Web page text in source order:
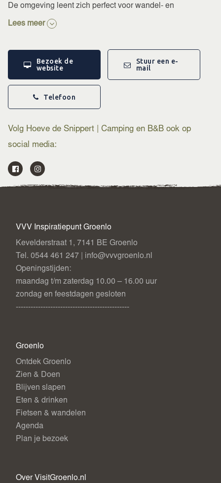
De omgeving leent zich perfect voor wandel- en
fietstochten en ligt dicht bij Groenlo, Natuurpark De
flamingo’s kunt spotten.
Voor meer informatie en reserveringen bezoek de website
van Hoeve de Snippert of kijk op de website
Toerisme.
Lees meer
Bezoek de
website
Stuur een e-
mail
Telefoon
Volg Hoeve de Snippert | Camping en B&B ook op
social media:
VVV Inspiratiepunt Groenlo
Kevelderstraat 1, 7141 BE Groenlo
Tel. 0544 461 247 | info@vvvgroenlo.nl
Openingstijden:
maandag t/m zaterdag 10.00 – 16.00 uur
zondag en feestdagen gesloten
----------------------------------------------
Groenlo
Ontdek Groenlo
Zien & Doen
Blijven slapen
Eten & drinken
Fietsen & wandelen
Agenda
Plan je bezoek
Over VisitGroenlo.nl